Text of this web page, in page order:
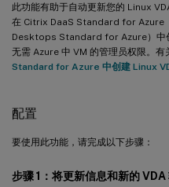
此功能有助于自动更新您的 Linux
在 Citrix DaaS Standard for Azure
Desktops Standard for Azure）中
无需 Azure 中 VM 的管理员权限。有
Standard for Azure 中创建 Linux
配置
要使用此功能，请完成以下步骤：
步骤 1：将更新信息和新的